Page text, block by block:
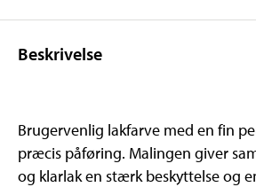
Beskrivelse
Brugervenlig lakfarve med en fin
præcis påføring. Malingen giver
og klarlak en stærk beskyttelse og